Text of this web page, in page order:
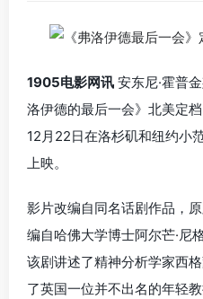
1905电影网讯 安东尼·霍普
洛伊德的最后一会》北美定
12月22日在洛杉矶和纽约小
上映。
影片改编自同名话剧作品，
编自哈佛大学博士阿尔芒·尼
该剧讲述了精神分析学家西
了英国一位并不出名的年轻